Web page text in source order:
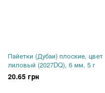
Пайетки (Дубаи) плоские, цвет
лиловый (2027DQ), 6 мм, 5 г
20.65 грн